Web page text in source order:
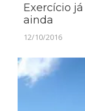
Exercício
ainda
12/10/2016